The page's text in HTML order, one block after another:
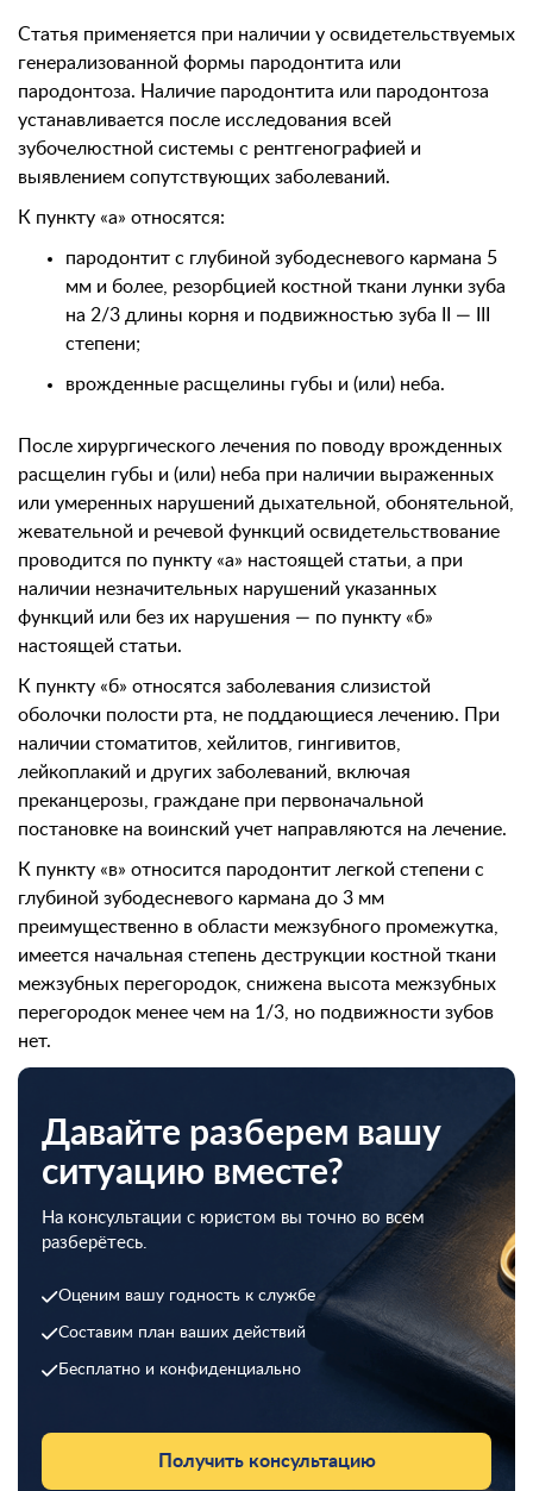
Статья применяется при наличии у освидетельствуемых
генерализованной формы пародонтита или
пародонтоза. Наличие пародонтита или пародонтоза
устанавливается после исследования всей
зубочелюстной системы с рентгенографией и
выявлением сопутствующих заболеваний.
К пункту «а» относятся:
пародонтит с глубиной зубодесневого кармана 5
мм и более, резорбцией костной ткани лунки зуба
на 2/3 длины корня и подвижностью зуба II — III
степени;
врожденные расщелины губы и (или) неба.
После хирургического лечения по поводу врожденных
расщелин губы и (или) неба при наличии выраженных
или умеренных нарушений дыхательной, обонятельной,
жевательной и речевой функций освидетельствование
проводится по пункту «а» настоящей статьи, а при
наличии незначительных нарушений указанных
функций или без их нарушения — по пункту «б»
настоящей статьи.
К пункту «б» относятся заболевания слизистой
оболочки полости рта, не поддающиеся лечению. При
наличии стоматитов, хейлитов, гингивитов,
лейкоплакий и других заболеваний, включая
преканцерозы, граждане при первоначальной
постановке на воинский учет направляются на лечение.
К пункту «в» относится пародонтит легкой степени с
глубиной зубодесневого кармана до 3 мм
преимущественно в области межзубного промежутка,
имеется начальная степень деструкции костной ткани
межзубных перегородок, снижена высота межзубных
перегородок менее чем на 1/3, но подвижности зубов
нет.
Давайте разберем вашу
ситуацию вместе?
На консультации с юристом вы точно во всем
разберётесь.
Оценим вашу годность к службе
Составим план ваших действий
Бесплатно и конфиденциально
Получить консультацию